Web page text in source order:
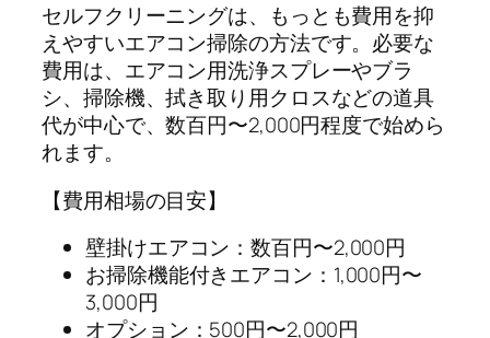
セルフクリーニングは、もっとも費用を抑
えやすいエアコン掃除の方法です。必要な
費用は、エアコン用洗浄スプレーやブラ
シ、掃除機、拭き取り用クロスなどの道具
代が中心で、数百円〜2,000円程度で始めら
れます。
【費用相場の目安】
壁掛けエアコン：数百円〜2,000円
お掃除機能付きエアコン：1,000円〜
3,000円
オプション：500円〜2,000円